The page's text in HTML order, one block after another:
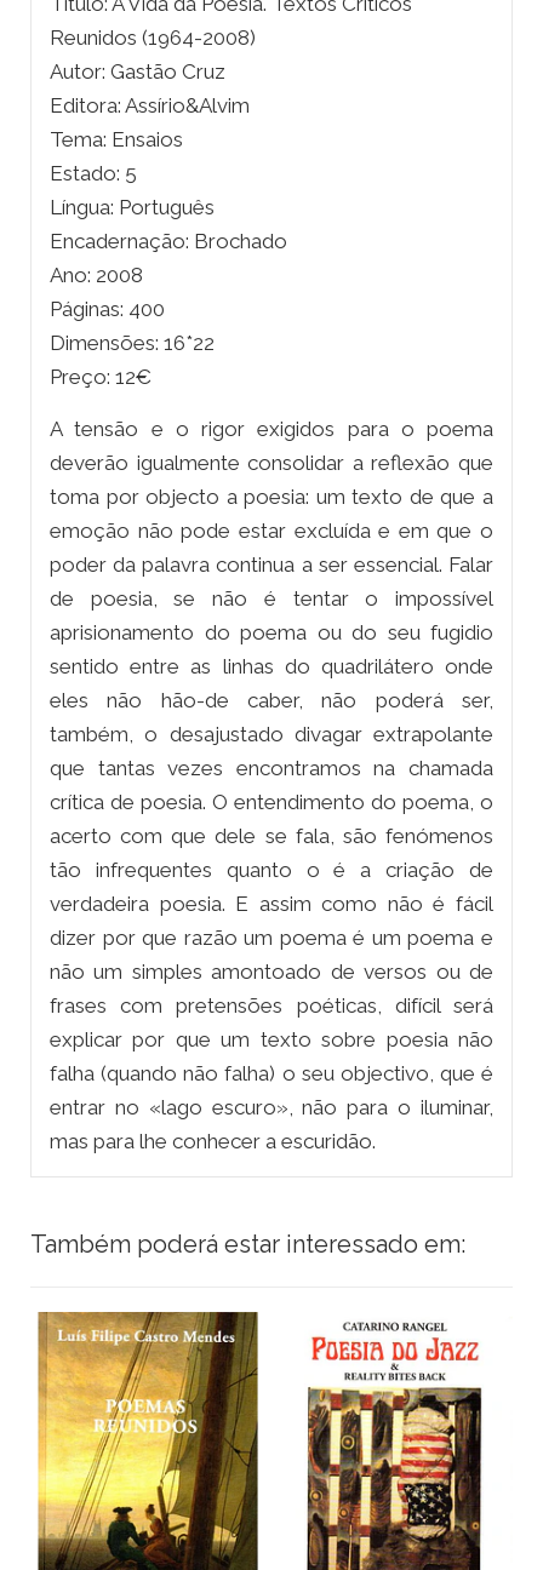
Reunidos (1964-2008)
Autor: Gastão Cruz
Editora: Assírio&Alvim
Tema: Ensaios
Estado: 5
Língua: Português
Encadernação: Brochado
Ano: 2008
Páginas: 400
Dimensões: 16*22
Preço: 12€
A tensão e o rigor exigidos para o poema
deverão igualmente consolidar a reflexão que
toma por objecto a poesia: um texto de que a
emoção não pode estar excluída e em que o
poder da palavra continua a ser essencial. Falar
de poesia, se não é tentar o impossível
aprisionamento do poema ou do seu fugidio
sentido entre as linhas do quadrilátero onde
eles não hão-de caber, não poderá ser,
também, o desajustado divagar extrapolante
que tantas vezes encontramos na chamada
crítica de poesia. O entendimento do poema, o
acerto com que dele se fala, são fenómenos
tão infrequentes quanto o é a criação de
verdadeira poesia. E assim como não é fácil
dizer por que razão um poema é um poema e
não um simples amontoado de versos ou de
frases com pretensões poéticas, difícil será
explicar por que um texto sobre poesia não
falha (quando não falha) o seu objectivo, que é
entrar no «lago escuro», não para o iluminar,
mas para lhe conhecer a escuridão.
Também poderá estar interessado em: